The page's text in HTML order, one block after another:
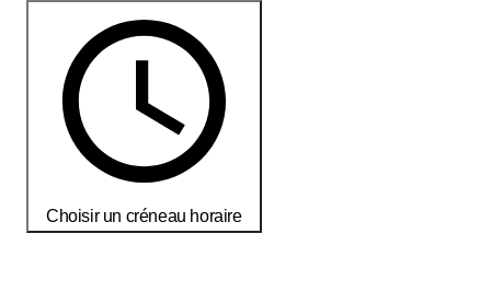
Choisir un créneau horaire